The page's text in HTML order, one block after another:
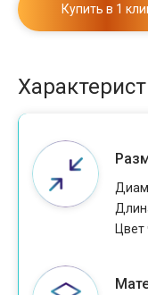
Купить в 1
Цвет